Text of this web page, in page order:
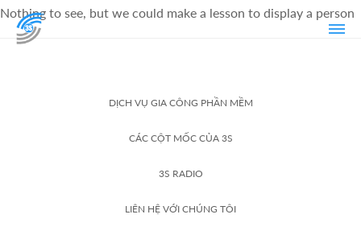
Nothing to see, but we could make a lesson to display a person
DỊCH VỤ GIA CÔNG PHẦN MỀM
CÁC CỘT MỐC CỦA 3S
3S RADIO
LIÊN HỆ VỚI CHÚNG TÔI